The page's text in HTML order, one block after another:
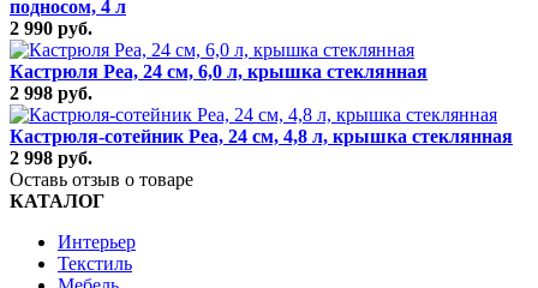
подносом, 4 л
2 990 руб.
Кастрюля Pea, 24 см, 6,0 л, крышка стеклянная
2 998 руб.
Кастрюля-сотейник Реа, 24 см, 4,8 л, крышка стеклянная
2 998 руб.
Оставь отзыв о товаре
КАТАЛОГ
Интерьер
Текстиль